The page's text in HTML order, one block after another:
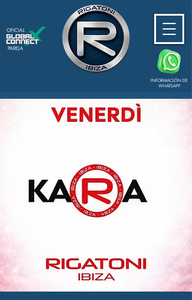
PAREJA
OFICIAL
INFORMACIÓN DE
WHATSAPP